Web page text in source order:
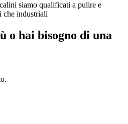
siamo qualificati a pulire e
che industriali
o hai bisogno di una